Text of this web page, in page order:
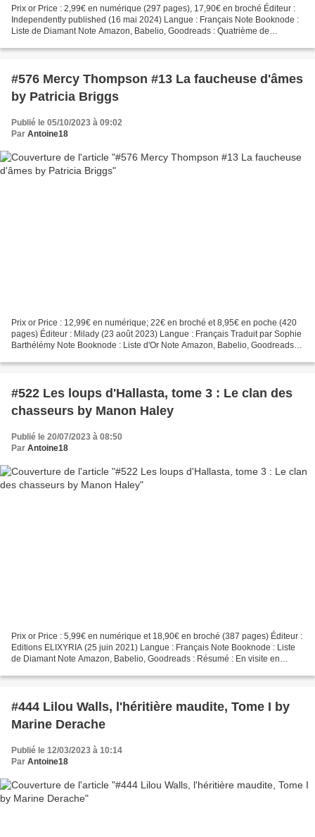
Prix or Price : 2,99€ en numérique (297 pages), 17,90€ en broché Éditeur :
Independently published (16 mai 2024) Langue : Français Note Booknode :
Liste de Diamant Note Amazon, Babelio, Goodreads : Quatrième de
#576 Mercy Thompson #13 La faucheuse d'âmes
by Patricia Briggs
Publié le 05/10/2023 à 09:02
Par Antoine18
Prix or Price : 12,99€ en numérique; 22€ en broché et 8,95€ en poche (420
pages) Éditeur : Milady (23 août 2023) Langue : Français Traduit par Sophie
Barthélémy Note Booknode : Liste d'Or Note Amazon, Babelio, Goodreads :
#522 Les loups d'Hallasta, tome 3 : Le clan des
chasseurs by Manon Haley
Publié le 20/07/2023 à 08:50
Par Antoine18
Prix or Price : 5,99€ en numérique et 18,90€ en broché (387 pages) Éditeur :
Editions ELIXYRIA (25 juin 2021) Langue : Français Note Booknode : Liste
de Diamant Note Amazon, Babelio, Goodreads : Résumé : En visite en
#444 Lilou Walls, l'héritière maudite, Tome I by
Marine Derache
Publié le 12/03/2023 à 10:14
Par Antoine18